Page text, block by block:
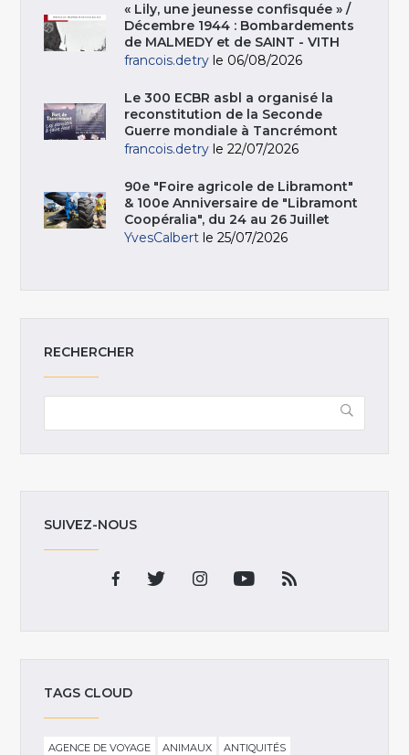
« Lily, une jeunesse confisquée » /
Décembre 1944 : Bombardements
de MALMEDY et de SAINT - VITH
francois.detry le 06/08/2026
Le 300 ECBR asbl a organisé la
reconstitution de la Seconde
Guerre mondiale à Tancrémont
francois.detry le 22/07/2026
90e "Foire agricole de Libramont"
& 100e Anniversaire de "Libramont
Coopéralia", du 24 au 26 Juillet
YvesCalbert le 25/07/2026
RECHERCHER
SUIVEZ-NOUS
TAGS CLOUD
AGENCE DE VOYAGE ANIMAUX
ANTIQUITÉS